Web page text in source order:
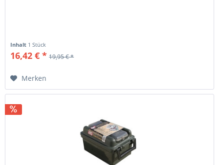
Inhalt 1 Stück
16,42 € * 19,95 € *
Merken